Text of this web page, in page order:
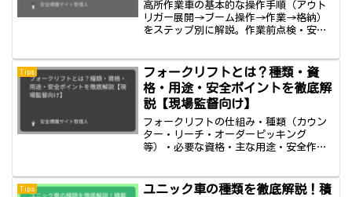
高所作業車の基本的な操作手順（アウト
リガー展開→ブーム操作→作業→格納）
をステップ別に解説。作業前点検・安全
Tips
フォークリフトとは？種類・資
格・用途・安全ポイントを徹底解
説【現場監督向け】
フォークリフトの仕組み・種類（カウン
ター・リーチ・オーダーピッキング
等）・必要な資格・主な用途・安全作業
ガイドです。
Tips
ユニック車の種類を徹底解説！積